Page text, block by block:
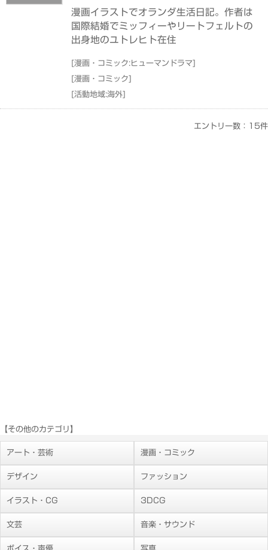
漫画イラストでオランダ生活日記。作者は
国際結婚でミッフィーやリートフェルトの
出身地のユトレヒト在住
[漫画・コミック:ヒューマンドラマ]
[漫画・コミック]
[活動地域:海外]
エントリー数：15件
【その他のカテゴリ】
アート・芸術 漫画・コミック
デザイン ファッション
イラスト・CG 3DCG
文芸 音楽・サウンド
ボイス・声優 写真